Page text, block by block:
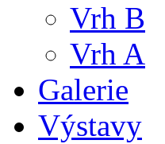
Vrh B
Vrh A
Galerie
Výstavy